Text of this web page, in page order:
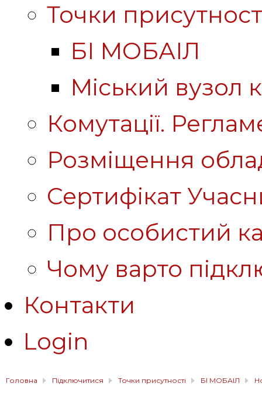
Точки
БІ МОБАІЛ
Міський вузол
Комутації.
Розміщення
Сертифікат
Про особистий
Чому варто
Контакти
Login
Головна Підключитися Точки присутності БІ МОБАІЛ